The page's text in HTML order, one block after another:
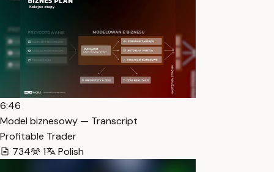
6:46
Model biznesowy — Transcript
Profitable Trader
734
1 Polish